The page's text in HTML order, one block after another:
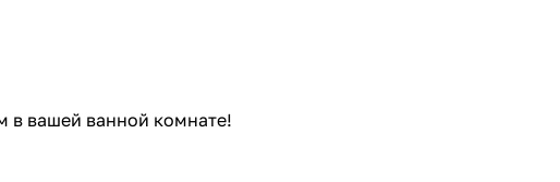
в вашей ванной комнате!